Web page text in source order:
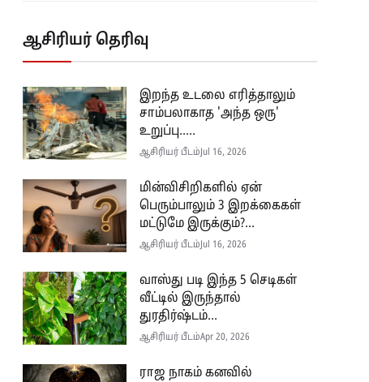
ஆசிரியர் தெரிவு
இறந்த உடலை எரித்தாலும்
சாம்பலாகாத 'அந்த ஒரு'
உறுப்பு.....
ஆசிரியர் பீடம் Jul 16, 2026
மின்விசிறிகளில் ஏன்
பெரும்பாலும் 3 இறக்கைகள்
மட்டுமே இருக்கும்?...
ஆசிரியர் பீடம் Jul 16, 2026
வாஸ்து படி இந்த 5 செடிகள்
வீட்டில் இருந்தால்
துரதிர்ஷ்டம்...
ஆசிரியர் பீடம்Apr 20, 2026
ராஜ நாகம் கனவில்